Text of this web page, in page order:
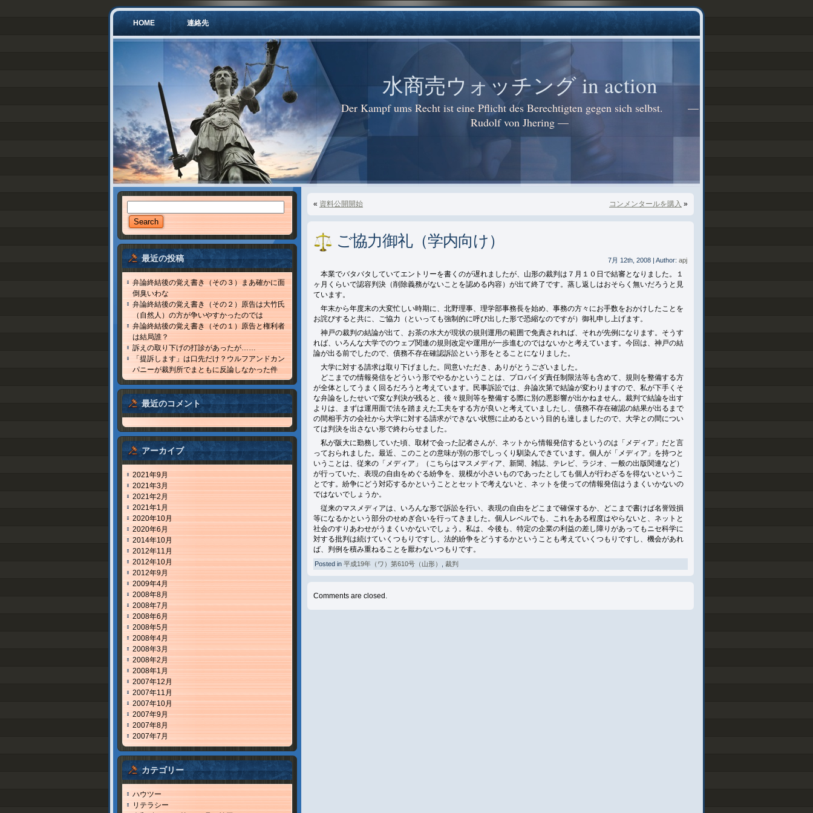
HOME 連絡先
水商売ウォッチング in action
Der Kampf ums Recht ist eine Pflicht des Berechtigten gegen sich selbst. —
Rudolf von Jhering —
最近の投稿
弁論終結後の覚え書き（その３）まあ確かに面
倒臭いわな
弁論終結後の覚え書き（その２）原告は大竹氏
（自然人）の方が争いやすかったのでは
弁論終結後の覚え書き（その１）原告と権利者
は結局誰？
訴えの取り下げの打診があったが……
「提訴します」は口先だけ？ウルフアンドカン
パニーが裁判所でまともに反論しなかった件
最近のコメント
アーカイブ
2021年9月
2021年3月
2021年2月
2021年1月
2020年10月
2020年6月
2014年10月
2012年11月
2012年10月
2012年9月
2009年4月
2008年8月
2008年7月
2008年6月
2008年5月
2008年4月
2008年3月
2008年2月
2008年1月
2007年12月
2007年11月
2007年10月
2007年9月
2007年8月
2007年7月
カテゴリー
ハウツー
リテラシー
« 資料公開開始 コンメンタールを購入 »
ご協力御礼（学内向け）
7月 12th, 2008 | Author: apj
本業でバタバタしていてエントリーを書くのが遅れましたが、山形の裁判は７月１０日で結審となりました。１
ヶ月くらいで認容判決（削除義務がないことを認める内容）が出て終了です。蒸し返しはおそらく無いだろうと見
ています。
年末から年度末の大変忙しい時期に、北野理事、理学部事務長を始め、事務の方々にお手数をおかけしたことを
お詫びすると共に、ご協力（といっても強制的に呼び出した形で恐縮なのですが）御礼申し上げます。
神戸の裁判の結論が出て、お茶の水大が現状の規則運用の範囲で免責されれば、それが先例になります。そうす
れば、いろんな大学でのウェブ関連の規則改定や運用が一歩進むのではないかと考えています。今回は、神戸の結
論が出る前でしたので、債務不存在確認訴訟という形をとることになりました。
大学に対する請求は取り下げました。同意いただき、ありがとうございました。
どこまでの情報発信をどういう形でやるかということは、プロバイダ責任制限法等も含めて、規則を整備する方
が全体としてうまく回るだろうと考えています。民事訴訟では、弁論次第で結論が変わりますので、私が下手くそ
な弁論をしたせいで変な判決が残ると、後々規則等を整備する際に別の悪影響が出かねません。裁判で結論を出す
よりは、まずは運用面で法を踏まえた工夫をする方が良いと考えていましたし、債務不存在確認の結果が出るまで
の間相手方の会社から大学に対する請求ができない状態に止めるという目的も達しましたので、大学との間につい
ては判決を出さない形で終わらせました。
私が阪大に勤務していた頃、取材で会った記者さんが、ネットから情報発信するというのは「メディア」だと言
っておられました。最近、このことの意味が別の形でしっくり馴染んできています。個人が「メディア」を持つと
いうことは、従来の「メディア」（こちらはマスメディア、新聞、雑誌、テレビ、ラジオ、一般の出版関連など）
が行っていた、表現の自由をめぐる紛争を、規模が小さいものであったとしても個人が行わざるを得ないというこ
とです。紛争にどう対応するかということとセットで考えないと、ネットを使っての情報発信はうまくいかないの
ではないでしょうか。
従来のマスメディアは、いろんな形で訴訟を行い、表現の自由をどこまで確保するか、どこまで書けば名誉毀損
等になるかという部分のせめぎ合いを行ってきました。個人レベルでも、これをある程度はやらないと、ネットと
社会のすりあわせがうまくいかないでしょう。私は、今後も、特定の企業の利益の差し障りがあってもニセ科学に
対する批判は続けていくつもりですし、法的紛争をどうするかということも考えていくつもりですし、機会があれ
ば、判例を積み重ねることを厭わないつもりです。
Posted in 平成19年（ワ）第610号（山形） 裁判
Comments are closed.